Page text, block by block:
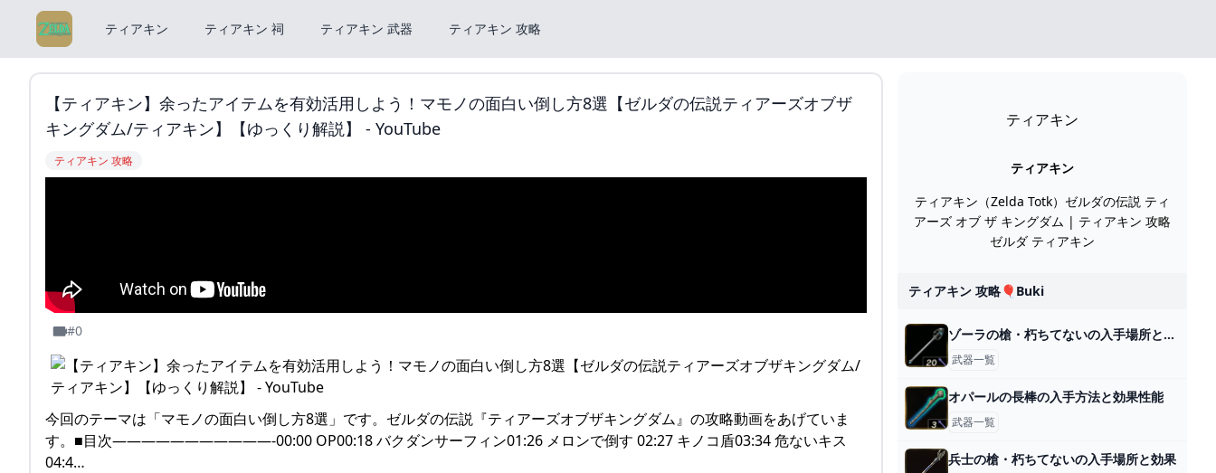
ティアキン ティアキン 祠 ティアキン 武器 ティアキン 攻略
【ティアキン】余ったアイテムを有効活用しよう！マモノの面白い倒し方8選【ゼルダの伝説ティアーズオブザ
キングダム/ティアキン】【ゆっくり解説】 - YouTube
ティアキン 攻略
#0
今回のテーマは「マモノの面白い倒し方8選」です。ゼルダの伝説『ティアーズオブザキングダム』の攻略動画をあげていま
す。■目次———————————-00:00 OP00:18 バクダンサーフィン01:26 メロンで倒す 02:27 キノコ盾03:34 危ないキス
04:4…
ティアキン
ティアキン
ティアキン（Zelda Totk）ゼルダの伝説 ティ
アーズ オブ ザ キングダム | ティアキン 攻略
ゼルダ ティアキン
ティアキン 攻略🎈buki
ゾーラの槍・朽ちてないの入手場所と効果
武器一覧
オパールの長棒の入手方法と効果性能
武器一覧
兵士の槍・朽ちてないの入手場所と効果